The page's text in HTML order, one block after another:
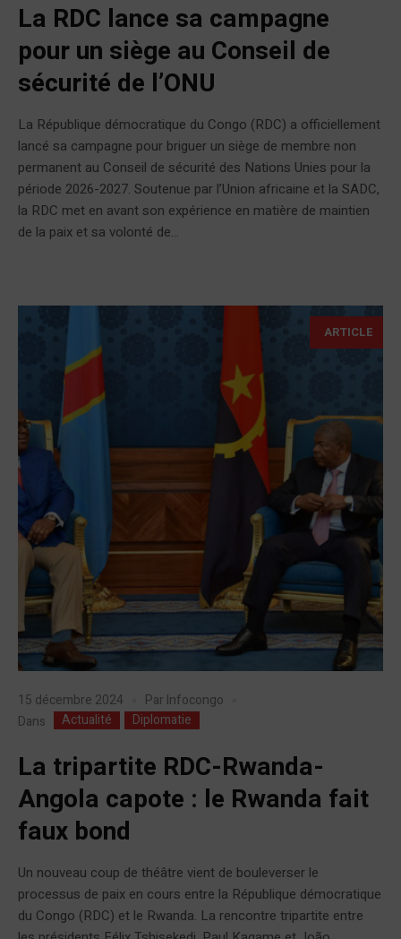
La RDC lance sa campagne
pour un siège au Conseil de
sécurité de l’ONU
La République démocratique du Congo (RDC) a officiellement
lancé sa campagne pour briguer un siège de membre non
permanent au Conseil de sécurité des Nations Unies pour la
période 2026-2027. Soutenue par l’Union africaine et la SADC,
la RDC met en avant son expérience en matière de maintien
de la paix et sa volonté de...
ARTICLE
15 décembre 2024 Par Infocongo
Dans
Actualité Diplomatie
La tripartite RDC-Rwanda-
Angola capote : le Rwanda fait
faux bond
Un nouveau coup de théâtre vient de bouleverser le
processus de paix en cours entre la République démocratique
du Congo (RDC) et le Rwanda. La rencontre tripartite entre